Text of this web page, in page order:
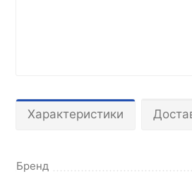
Характеристики
Бренд